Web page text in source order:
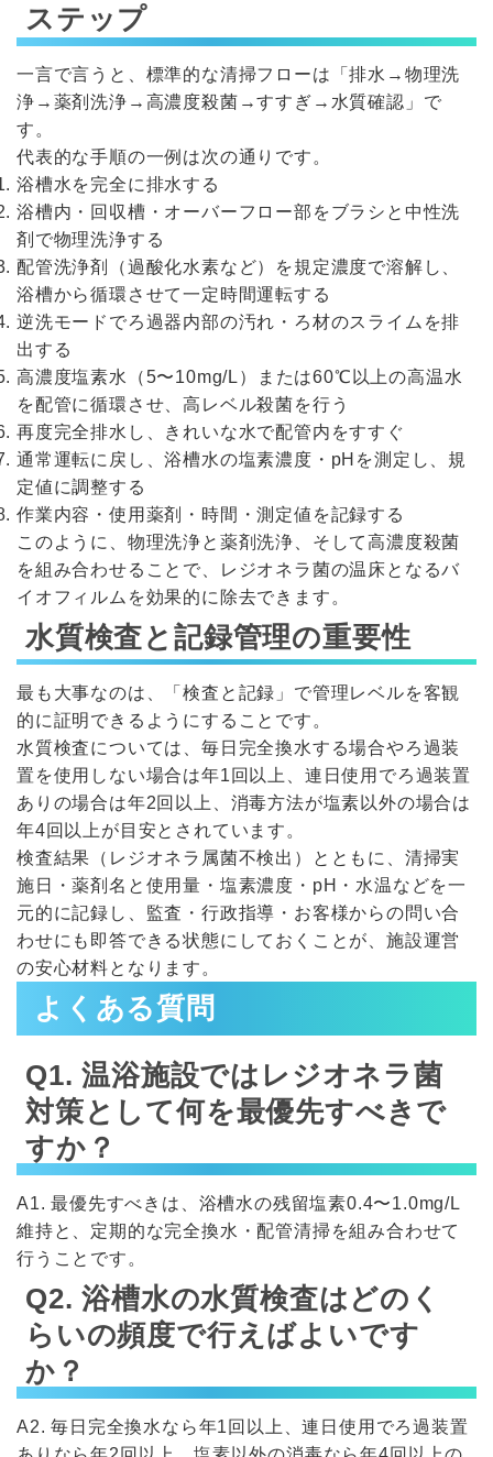
ステップ
一言で言うと、標準的な清掃フローは「排水→物理洗
浄→薬剤洗浄→高濃度殺菌→すすぎ→水質確認」で
す。
代表的な手順の一例は次の通りです。
浴槽水を完全に排水する
浴槽内・回収槽・オーバーフロー部をブラシと中性洗
剤で物理洗浄する
配管洗浄剤（過酸化水素など）を規定濃度で溶解し、
浴槽から循環させて一定時間運転する
逆洗モードでろ過器内部の汚れ・ろ材のスライムを排
出する
高濃度塩素水（5〜10mg/L）または60℃以上の高温水
を配管に循環させ、高レベル殺菌を行う
再度完全排水し、きれいな水で配管内をすすぐ
通常運転に戻し、浴槽水の塩素濃度・pHを測定し、規
定値に調整する
作業内容・使用薬剤・時間・測定値を記録する
このように、物理洗浄と薬剤洗浄、そして高濃度殺菌
を組み合わせることで、レジオネラ菌の温床となるバ
イオフィルムを効果的に除去できます。
水質検査と記録管理の重要性
最も大事なのは、「検査と記録」で管理レベルを客観
的に証明できるようにすることです。
水質検査については、毎日完全換水する場合やろ過装
置を使用しない場合は年1回以上、連日使用でろ過装置
ありの場合は年2回以上、消毒方法が塩素以外の場合は
年4回以上が目安とされています。
検査結果（レジオネラ属菌不検出）とともに、清掃実
施日・薬剤名と使用量・塩素濃度・pH・水温などを一
元的に記録し、監査・行政指導・お客様からの問い合
わせにも即答できる状態にしておくことが、施設運営
の安心材料となります。
よくある質問
Q1. 温浴施設ではレジオネラ菌
対策として何を最優先すべきで
すか？
A1. 最優先すべきは、浴槽水の残留塩素0.4〜1.0mg/L
維持と、定期的な完全換水・配管清掃を組み合わせて
行うことです。
Q2. 浴槽水の水質検査はどのく
らいの頻度で行えばよいです
か？
A2. 毎日完全換水なら年1回以上、連日使用でろ過装置